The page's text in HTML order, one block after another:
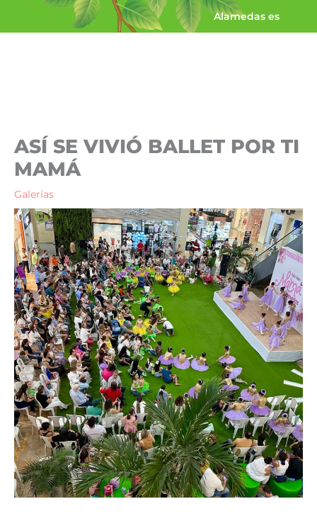
Alamedas es
ASÍ SE VIVIÓ BALLET POR TI
MAMÁ
Galerías